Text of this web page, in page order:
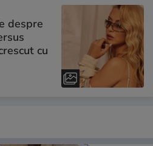
despre
cu